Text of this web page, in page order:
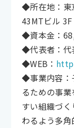
◆所在地：東
43MTビル 3F
◆資本金：
◆代表者：代
◆WEB：
◆事業内容：
るための事
すい組織づ
わるよう多